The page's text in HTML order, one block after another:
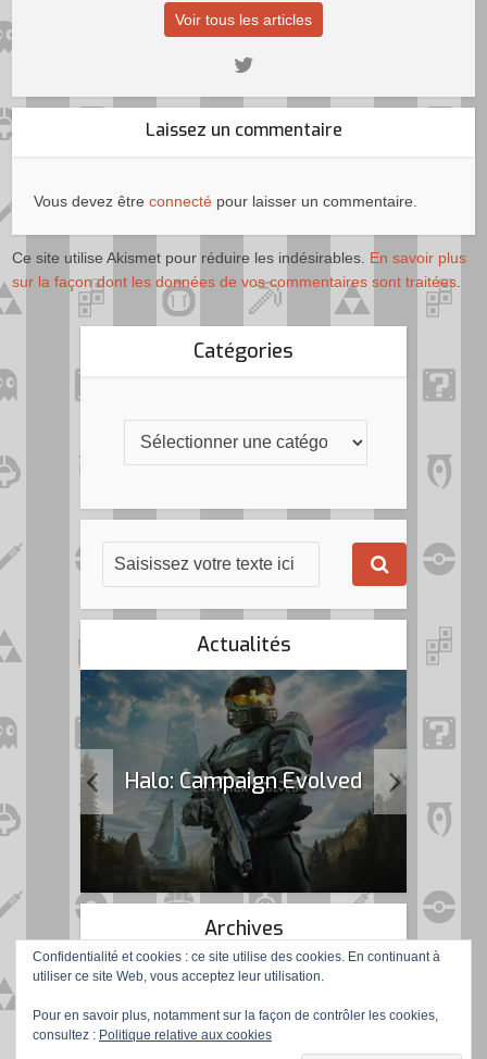
Voir tous les articles
Laissez un commentaire
Vous devez êtreconnecté pour laisser un commentaire.
Ce site utilise Akismet pour réduire les indésirables. En savoir plus
sur la façon dont les données de vos commentaires sont traitées
Catégories
Actualités
Halo: Campaign Evolved
Archives
Confidentialité et cookies : ce site utilise des cookies. En continuant à
utiliser ce site Web, vous acceptez leur utilisation.
Pour en savoir plus, notamment sur la façon de contrôler les cookies,
consultez : Politique relative aux cookies